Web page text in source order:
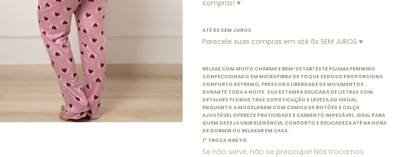
compras! ♥
ATÉ 6X SEM JUROS
Parecele suas compras em até 6x SEM JUROS ♥
RELAXE COM MUITO CHARME E BEM-ESTAR! ESTE PIJAMA FEMININO
CONFECCIONADO EM MICROFIBRA DE TOQUE SEDOSO PROPORCIONA
CONFORTO EXTREMO, FRESCOR E LIBERDADE DE MOVIMENTOS
DURANTE TODA A NOITE. SUA ESTAMPA DELICADA DE LISTRAS COM
DETALHES FLORAIS TRAZ SOFISTICAÇÃO E LEVEZA AO VISUAL,
ENQUANTO A MODELAGEM COM CAMISA DE BOTÕES E CALÇA
AJUSTÁVEL OFERECE PRATICIDADE E CAIMENTO IMPECÁVEL. IDEAL PARA
QUEM DESEJA UNIR ELEGÂNCIA, CONFORTO E DELICADEZA ATÉ NA HORA
DE DORMIR OU RELAXAR EM CASA.
1º TROCA GRÁTIS
Se não servir, não se preocupe! Nós trocamos